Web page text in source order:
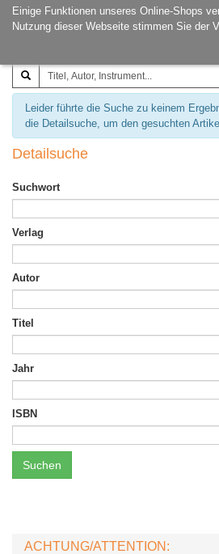
Einige Funktionen unseres Online-Shops
Nutzung dieser Webseite stimmen Sie der
Joachim‐Trekel‐Musikverlag,
Hamburg
Leider führte die Suche zu keinem
die Detailsuche, um den gesuchten
Detailsuche
Suchwort
Verlag
Autor
Titel
Jahr
ISBN
Suchen
ACHTUNG/ATTENTION: